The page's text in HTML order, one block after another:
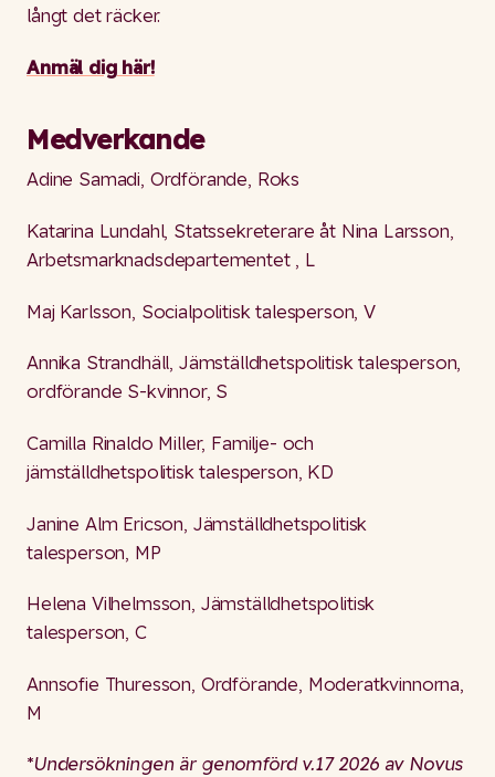
långt det räcker.
Anmäl dig här!
Medverkande
Adine Samadi, Ordförande, Roks
Katarina Lundahl, Statssekreterare åt Nina Larsson,
Arbetsmarknadsdepartementet , L
Maj Karlsson, Socialpolitisk talesperson, V
Annika Strandhäll, Jämställdhetspolitisk talesperson,
ordförande S-kvinnor, S
Camilla Rinaldo Miller, Familje- och
jämställdhetspolitisk talesperson, KD
Janine Alm Ericson, Jämställdhetspolitisk
talesperson, MP
Helena Vilhelmsson, Jämställdhetspolitisk
talesperson, C
Annsofie Thuresson, Ordförande, Moderatkvinnorna,
M
*Undersökningen är genomförd v.17 2026 av Novus